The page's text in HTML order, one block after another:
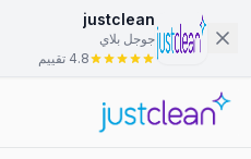
justclean
جوجل بلاي
4.8 تقييم